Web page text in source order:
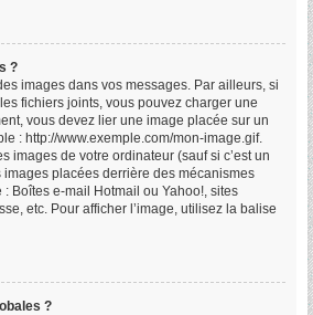
?
images dans vos messages. Par ailleurs, si
fichiers joints, vous pouvez charger une
vous devez lier une image placée sur un
: http://www.exemple.com/mon-image.gif.
images de votre ordinateur (sauf si c’est un
placées derrière des mécanismes
: Boîtes e-mail Hotmail ou Yahoo!, sites
etc. Pour afficher l’image, utilisez la balise
?